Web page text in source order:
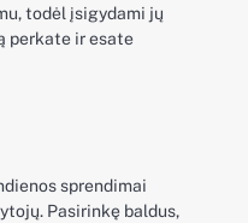
todėl įsigydami jų
perkate ir esate
sprendimai
Pasirinkę baldus,